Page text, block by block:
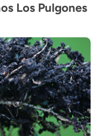
Los Pulgones